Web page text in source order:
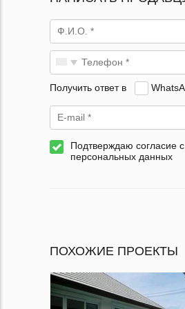
Получить ответ в
Подтверждаю согласие
персональных данных
ПОХОЖИЕ ПРОЕКТЫ